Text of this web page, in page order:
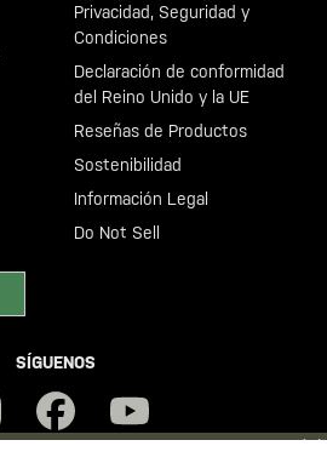
Privacidad, Seguridad y
Condiciones
Declaración de conformidad
del Reino Unido y la UE
Reseñas de Productos
Sostenibilidad
Información Legal
Do Not Sell
SÍGUENOS